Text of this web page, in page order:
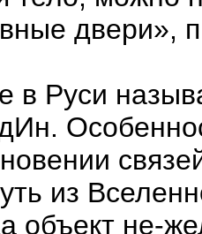
двери»,
в Руси
из
объект не-